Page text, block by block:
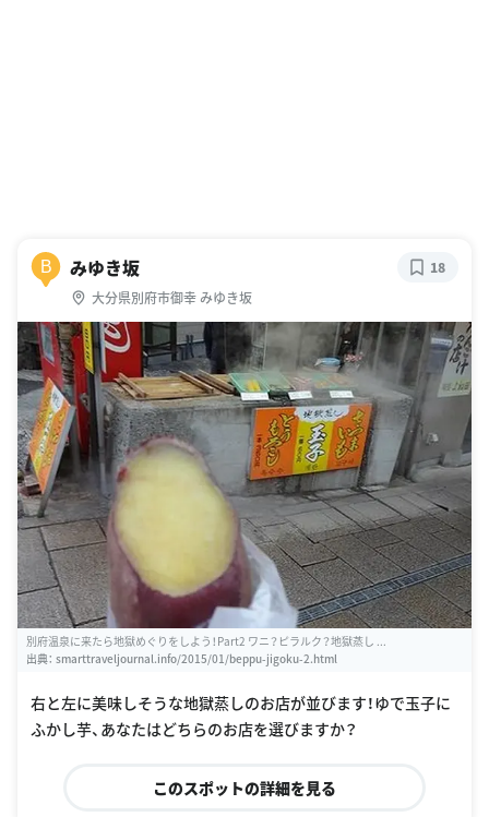
B みゆき坂
大分県別府市御幸 みゆき坂
18
別府温泉に来たら地獄めぐりをしよう！Part2 ワニ？ピラルク？地獄蒸し ...
出典： smarttraveljournal.info/2015/01/beppu-jigoku-2.html
右と左に美味しそうな地獄蒸しのお店が並びます！ゆで玉子に
ふかし芋、あなたはどちらのお店を選びますか？
このスポットの詳細を見る